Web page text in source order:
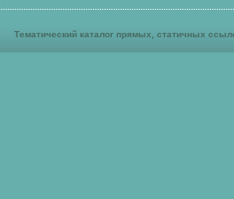
Тематический каталог прямых, статичных